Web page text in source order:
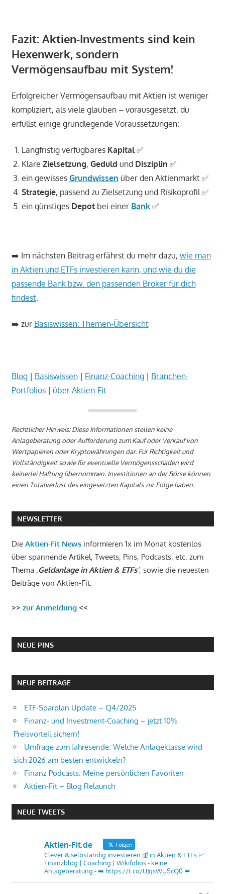
Fazit: Aktien-Investments sind kein
Hexenwerk, sondern
Vermögensaufbau mit System!
Erfolgreicher Vermögensaufbau mit Aktien ist weniger
kompliziert, als viele glauben – vorausgesetzt, du
erfüllst einige grundlegende Voraussetzungen:
Langfristig verfügbares Kapital✅
Klare Zielsetzung, Geduld und Disziplin ✅
ein gewisses Grundwissen über den Aktienmarkt ✅
Strategie, passend zu Zielsetzung und Risikoprofil ✅
ein günstiges Depotbei einer Bank✅
➡️ Im nächsten Beitrag erfährst du mehr dazu, wie man
in Aktien und ETFs investieren kann, und wie du die
passende Bank bzw. den passenden Broker für dich
findest.
➡️ zur Basiswissen: Themen-Übersicht
Blog| Basiswissen| Finanz-Coaching| Branchen-
Portfolios| über Aktien-Fit
Rechtlicher Hinweis: Diese Informationen stellen keine
Anlageberatung oder Aufforderung zum Kauf oder Verkauf von
Wertpapieren oder Kryptowährungen dar. Für Richtigkeit und
Vollständigkeit sowie für eventuelle Vermögensschäden wird
keinerlei Haftung übernommen. Investitionen an der Börse können
einen Totalverlust des eingesetzten Kapitals zur Folge haben.
NEWSLETTER
Die Aktien-Fit Newsinformieren 1x im Monat kostenlos
über spannende Artikel, Tweets, Pins, Podcasts, etc. zum
Thema ‚Geldanlage in Aktien & ETFs‘, sowie die neuesten
Beiträge von Aktien-Fit.
>> zur Anmeldung<<
NEUE PINS
NEUE BEITRÄGE
ETF-Sparplan Update – Q4/2025
Finanz- und Investment-Coaching – jetzt 10%
Preisvorteil sichern!
Umfrage zum Jahresende: Welche Anlageklasse wird
sich 2026 am besten entwickeln?
Finanz Podcasts: Meine persönlichen Favoriten
Aktien-Fit – Blog Relaunch
NEUE TWEETS
Aktien-Fit.de Folgen
Clever & selbständig investieren 💰 in Aktien & ETFs 📈
Finanzblog | Coaching | Wikifolios - keine
Anlageberatung - ➡️ https://t.co/UJqsWUScQ0 ⬅️